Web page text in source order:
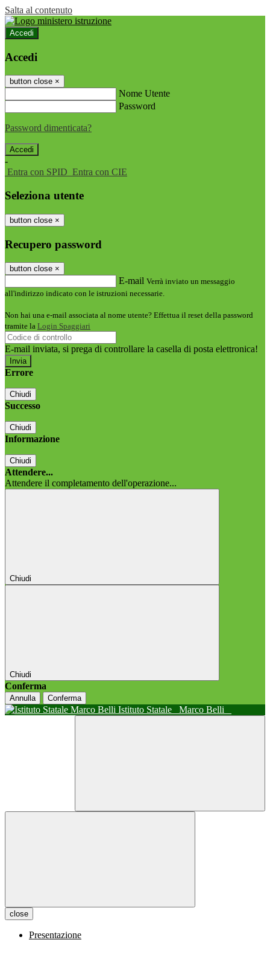
Salta al contenuto
Accedi
Accedi
button close ×
Nome Utente
Password
Password dimenticata?
-
Entra con SPID Entra con CIE
Seleziona utente
button close ×
Recupero password
button close ×
E-mail Verrà inviato un messaggio
all'indirizzo indicato con le istruzioni necessarie.
Non hai una e-mail associata al nome utente? Effettua il reset della password
tramite la Login Spaggiari
E-mail inviata, si prega di controllare la casella di posta elettronica!
Errore
Chiudi
Successo
Chiudi
Informazione
Chiudi
Attendere...
Attendere il completamento dell'operazione...
Chiudi
Chiudi
Conferma
Annulla Conferma
Istituto Statale Marco Belli
close
Presentazione